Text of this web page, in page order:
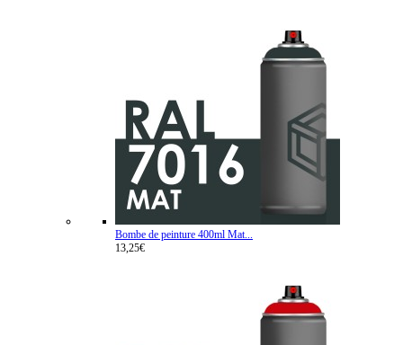
Bombe de peinture 400ml Mat...
13,25€